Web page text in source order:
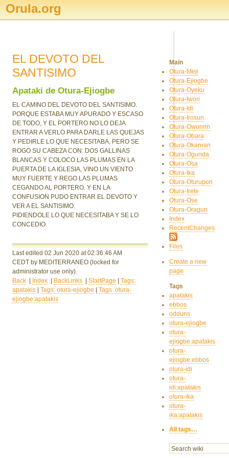
Orula.org
EL DEVOTO DEL
SANTISIMO
Apataki de Otura-Ejiogbe
EL CAMINO DEL DEVOTO DEL SANTISIMO.
PORQUE ESTABA MUY APURADO Y ESCASO
DE TODO, Y EL PORTERO NO LO DEJA
ENTRAR A VERLO PARA DARLE LAS QUEJAS
Y PEDIRLE LO QUE NECESITABA, PERO SE
ROGO SU CABEZA CON: DOS GALLINAS
BLANCAS Y COLOCO LAS PLUMAS EN LA
PUERTA DE LA IGLESIA, VINO UN VIENTO
MUY FUERTE Y REGO LAS PLUMAS
CEGANDO AL PORTERO. Y EN LA
CONFUSION PUDO ENTRAR EL DEVOTO Y
VER A EL SANTISIMO.
PIDIENDOLE LO QUE NECESITABA Y SE LO
CONCEDIO.
Last edited 02 Jun 2020at 02:36:46 AM
CEDTby MEDITERRANEO(locked for
administrator use only).
Back | Index | BackLinks |StartPage |Tags:
apatakis |Tags: otura-ejiogbe |Tags: otura-
ejiogbe:apatakis
Main
Otura-Meji
Otura-Ejiogbe
Otura-Oyeku
Otura-Iwori
Otura-Idi
Otura-Irosun
Otura-Owonrin
Otura-Obara
Otura-Okanran
Otura-Ogunda
Otura-Osa
Otura-Ika
Otura-Oturupon
Otura-Irete
Otura-Ose
Otura-Oragun
Index
RecentChanges
Files
Create a new
page
Tags
apatakis
ebbos
odduns
otura-ejiogbe
otura-
ejiogbe:apatakis
otura-
ejiogbe:ebbos
otura-idi
otura-
idi:apatakis
otura-ika
otura-
ika:apatakis
All tags…